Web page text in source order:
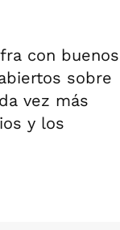
con buenos
sobre
vez más
y los